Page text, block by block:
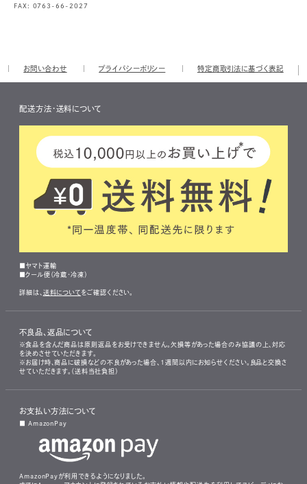
FAX: 0763-66-2027
お問い合わせ プライバシーポリシー 特定商取引法に基づく表記
配送方法・送料について
■ヤマト運輸
■クール便（冷蔵・冷凍）
詳細は、 送料について をご確認ください。
不良品、返品について
※食品を含んだ商品は原則返品をお受けできません。欠損等があった場合のみ協議の上、対応
を決めさせていただきます。
※お届け時、商品に破損などの不良があった場合、1週間以内にお知らせください。良品と交換さ
せていただきます。（送料当社負担）
お支払い方法について
■ AmazonPay
AmazonPayが利用できるようになりました。